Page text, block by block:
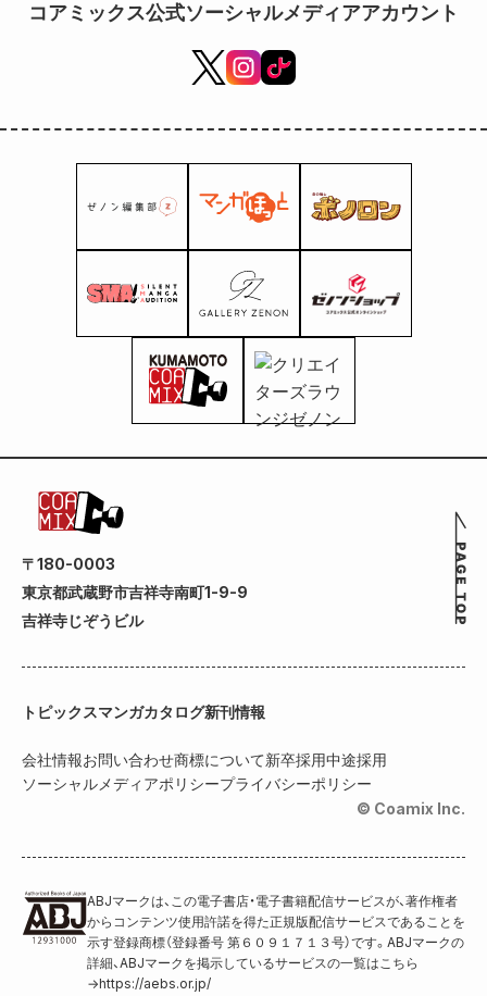
コアミックス公式ソーシャルメディアアカウント
〒180-0003
東京都武蔵野市吉祥寺南町1-9-9
吉祥寺じぞうビル
トピックスマンガカタログ新刊情報
会社情報お問い合わせ商標について新卒採用中途採用
ソーシャルメディアポリシープライバシーポリシー
© Coamix Inc.
ABJマークは、この電子書店・電子書籍配信サービスが、著作権者
からコンテンツ使用許諾を得た正規版配信サービスであることを
示す登録商標（登録番号 第６０９１７１３号）です。ABJマークの
詳細、ABJマークを掲示しているサービスの一覧はこちら
→https://aebs.or.jp/